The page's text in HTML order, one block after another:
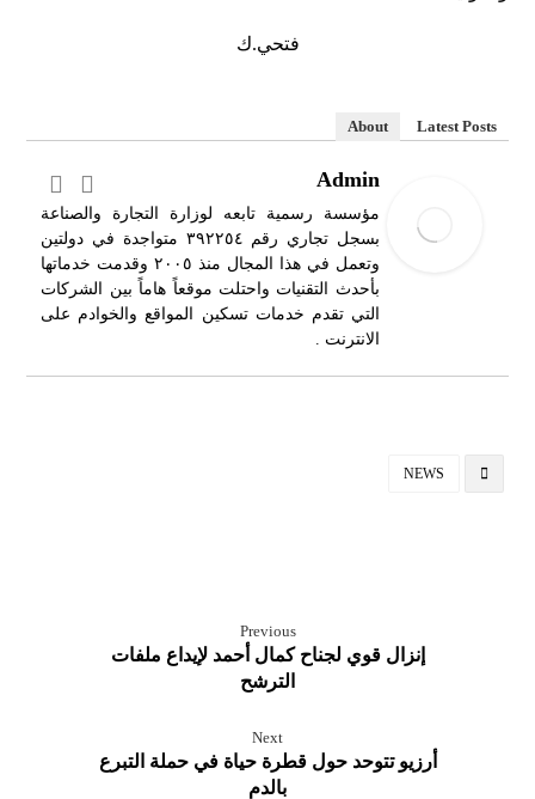
فتحي.ك
About Latest Posts
Admin
مؤسسة رسمية تابعه لوزارة التجارة والصناعة
بسجل تجاري رقم ٣٩٢٢٥٤ متواجدة في دولتين
وتعمل في هذا المجال منذ ٢٠٠٥ وقدمت خدماتها
بأحدث التقنيات واحتلت موقعاً هاماً بين الشركات
التي تقدم خدمات تسكين المواقع والخوادم على
الانترنت .
NEWS
Previous
إنزال قوي لجناح كمال أحمد لإيداع ملفات
الترشح
Next
أرزيو تتوحد حول قطرة حياة في حملة التبرع
بالدم